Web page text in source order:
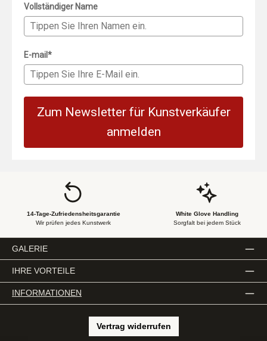
Vollständiger Name
E-mail*
Zum Newsletter für Kunstverkäufer
anmelden
14-Tage-Zufriedensheitsgarantie
Wir prüfen jedes Kunstwerk
White Glove Handling
Sorgfalt bei jedem Stück
GALERIE
IHRE VORTEILE
INFORMATIONEN
Vertrag widerrufen